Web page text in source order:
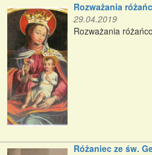
Rozważania
29.04.2019
Rozważania
Różaniec ze św.